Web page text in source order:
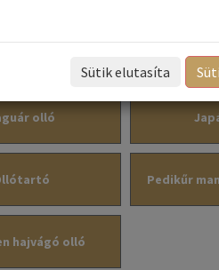
olló
Pedikűr
hajvágó olló
Sütik elutasíta